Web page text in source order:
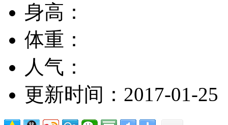
身高：
体重：
人气：
更新时间：2017-01-25